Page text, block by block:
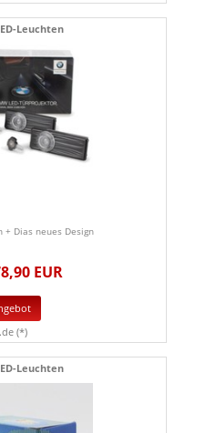
Leuchten
+ Dias neues Design
EUR
(*)
Leuchten